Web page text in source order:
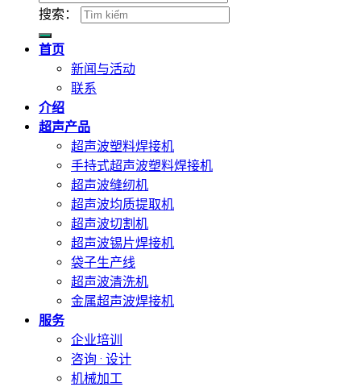
搜索：
首页
新闻与活动
联系
介绍
超声产品
超声波塑料焊接机
手持式超声波塑料焊接机
超声波缝纫机
超声波均质提取机
超声波切割机
超声波锡片焊接机
袋子生产线
超声波清洗机
金属超声波焊接机
服务
企业培训
咨询 · 设计
机械加工